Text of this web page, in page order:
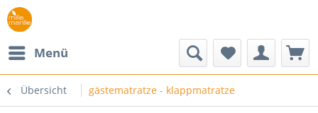
Menü
Übersicht gästematratze - klappmatratze